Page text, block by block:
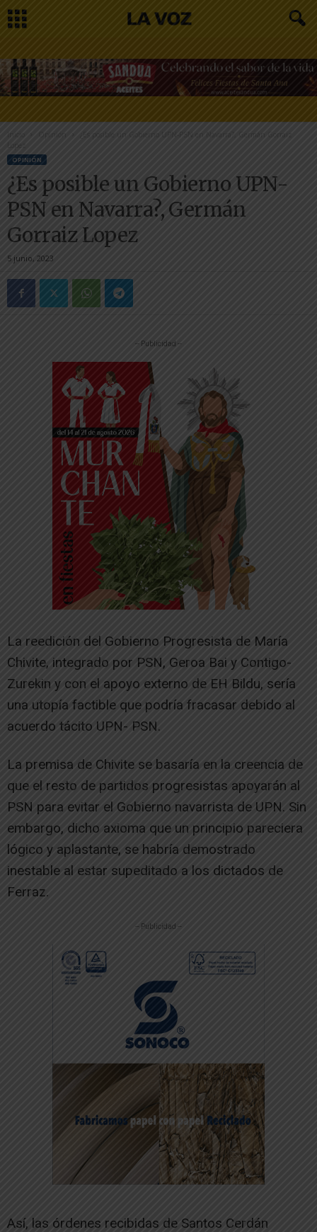
Inicio Opinión
¿Es posible un Gobierno UPN-PSN en Navarra?, Germán Gorraiz
OPINIÓN
¿Es posible un Gobierno UPN-
PSN en Navarra?, Germán
Gorraiz Lopez
5 junio, 2023
-- Publicidad --
La reedición del Gobierno Progresista de María
Chivite, integrado por PSN, Geroa Bai y Contigo-
Zurekin y con el apoyo externo de EH Bildu, sería
una utopía factible que podría fracasar debido al
acuerdo tácito UPN- PSN.
La premisa de Chivite se basaría en la creencia de
que el resto de partidos progresistas apoyarán al
PSN para evitar el Gobierno navarrista de UPN. Sin
embargo, dicho axioma que un principio pareciera
lógico y aplastante, se habría demostrado
inestable al estar supeditado a los dictados de
Ferraz.
-- Publicidad --
Así, las órdenes recibidas de Santos Cerdán